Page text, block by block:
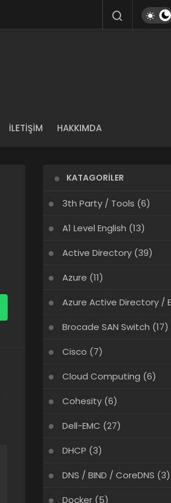
İLETIŞIM HAKKIMDA
KATAGORILER
3th Party / Tools (6)
A1 Level English (13)
Active Directory(39)
Azure (11)
Azure Active Directory /
Brocade SAN Switch (17)
Cisco (7)
Cloud Computing (6)
Cohesity(6)
Dell-EMC (27)
DHCP (3)
DNS / BIND / CoreDNS (3)
Docker(5)